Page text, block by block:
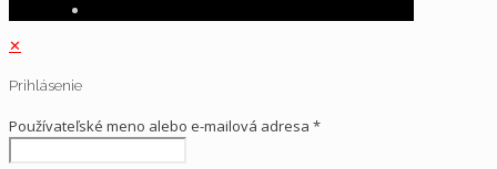
✕
Prihlásenie
Používateľské meno alebo e-mailová adresa *